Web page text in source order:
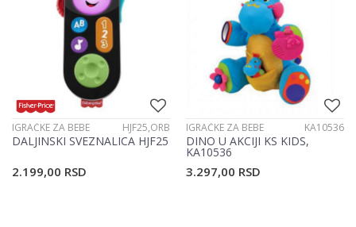
IGRAČKE ZA BEBE HJF25,ORB
DALJINSKI SVEZNALICA HJF25
2.199,00 RSD
IGRAČKE ZA BEBE KA10536
DINO U AKCIJI KS KIDS,
KA10536
3.297,00 RSD